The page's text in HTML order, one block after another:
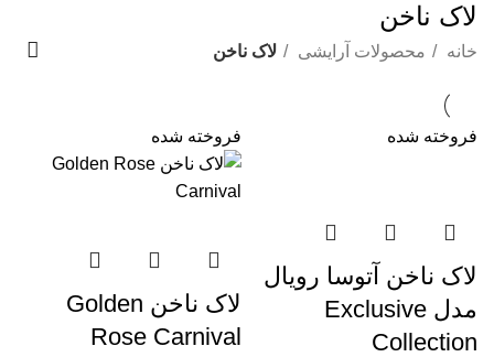
لاک ناخن
خانه محصولات آرایشی لاک ناخن
فروخته شده
لاک ناخن آتوسا رویال
مدل Exclusive
Collection
فروخته شده
لاک ناخن Golden
Rose Carnival